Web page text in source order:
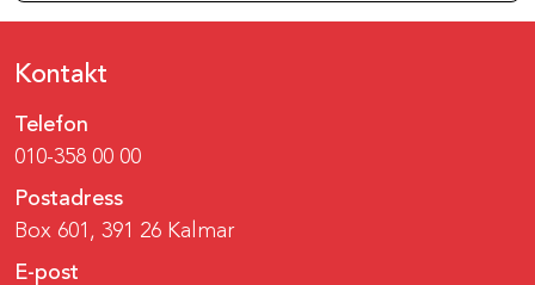
Kontakt
Telefon
010-358 00 00
Postadress
Box 601, 391 26 Kalmar
E-post